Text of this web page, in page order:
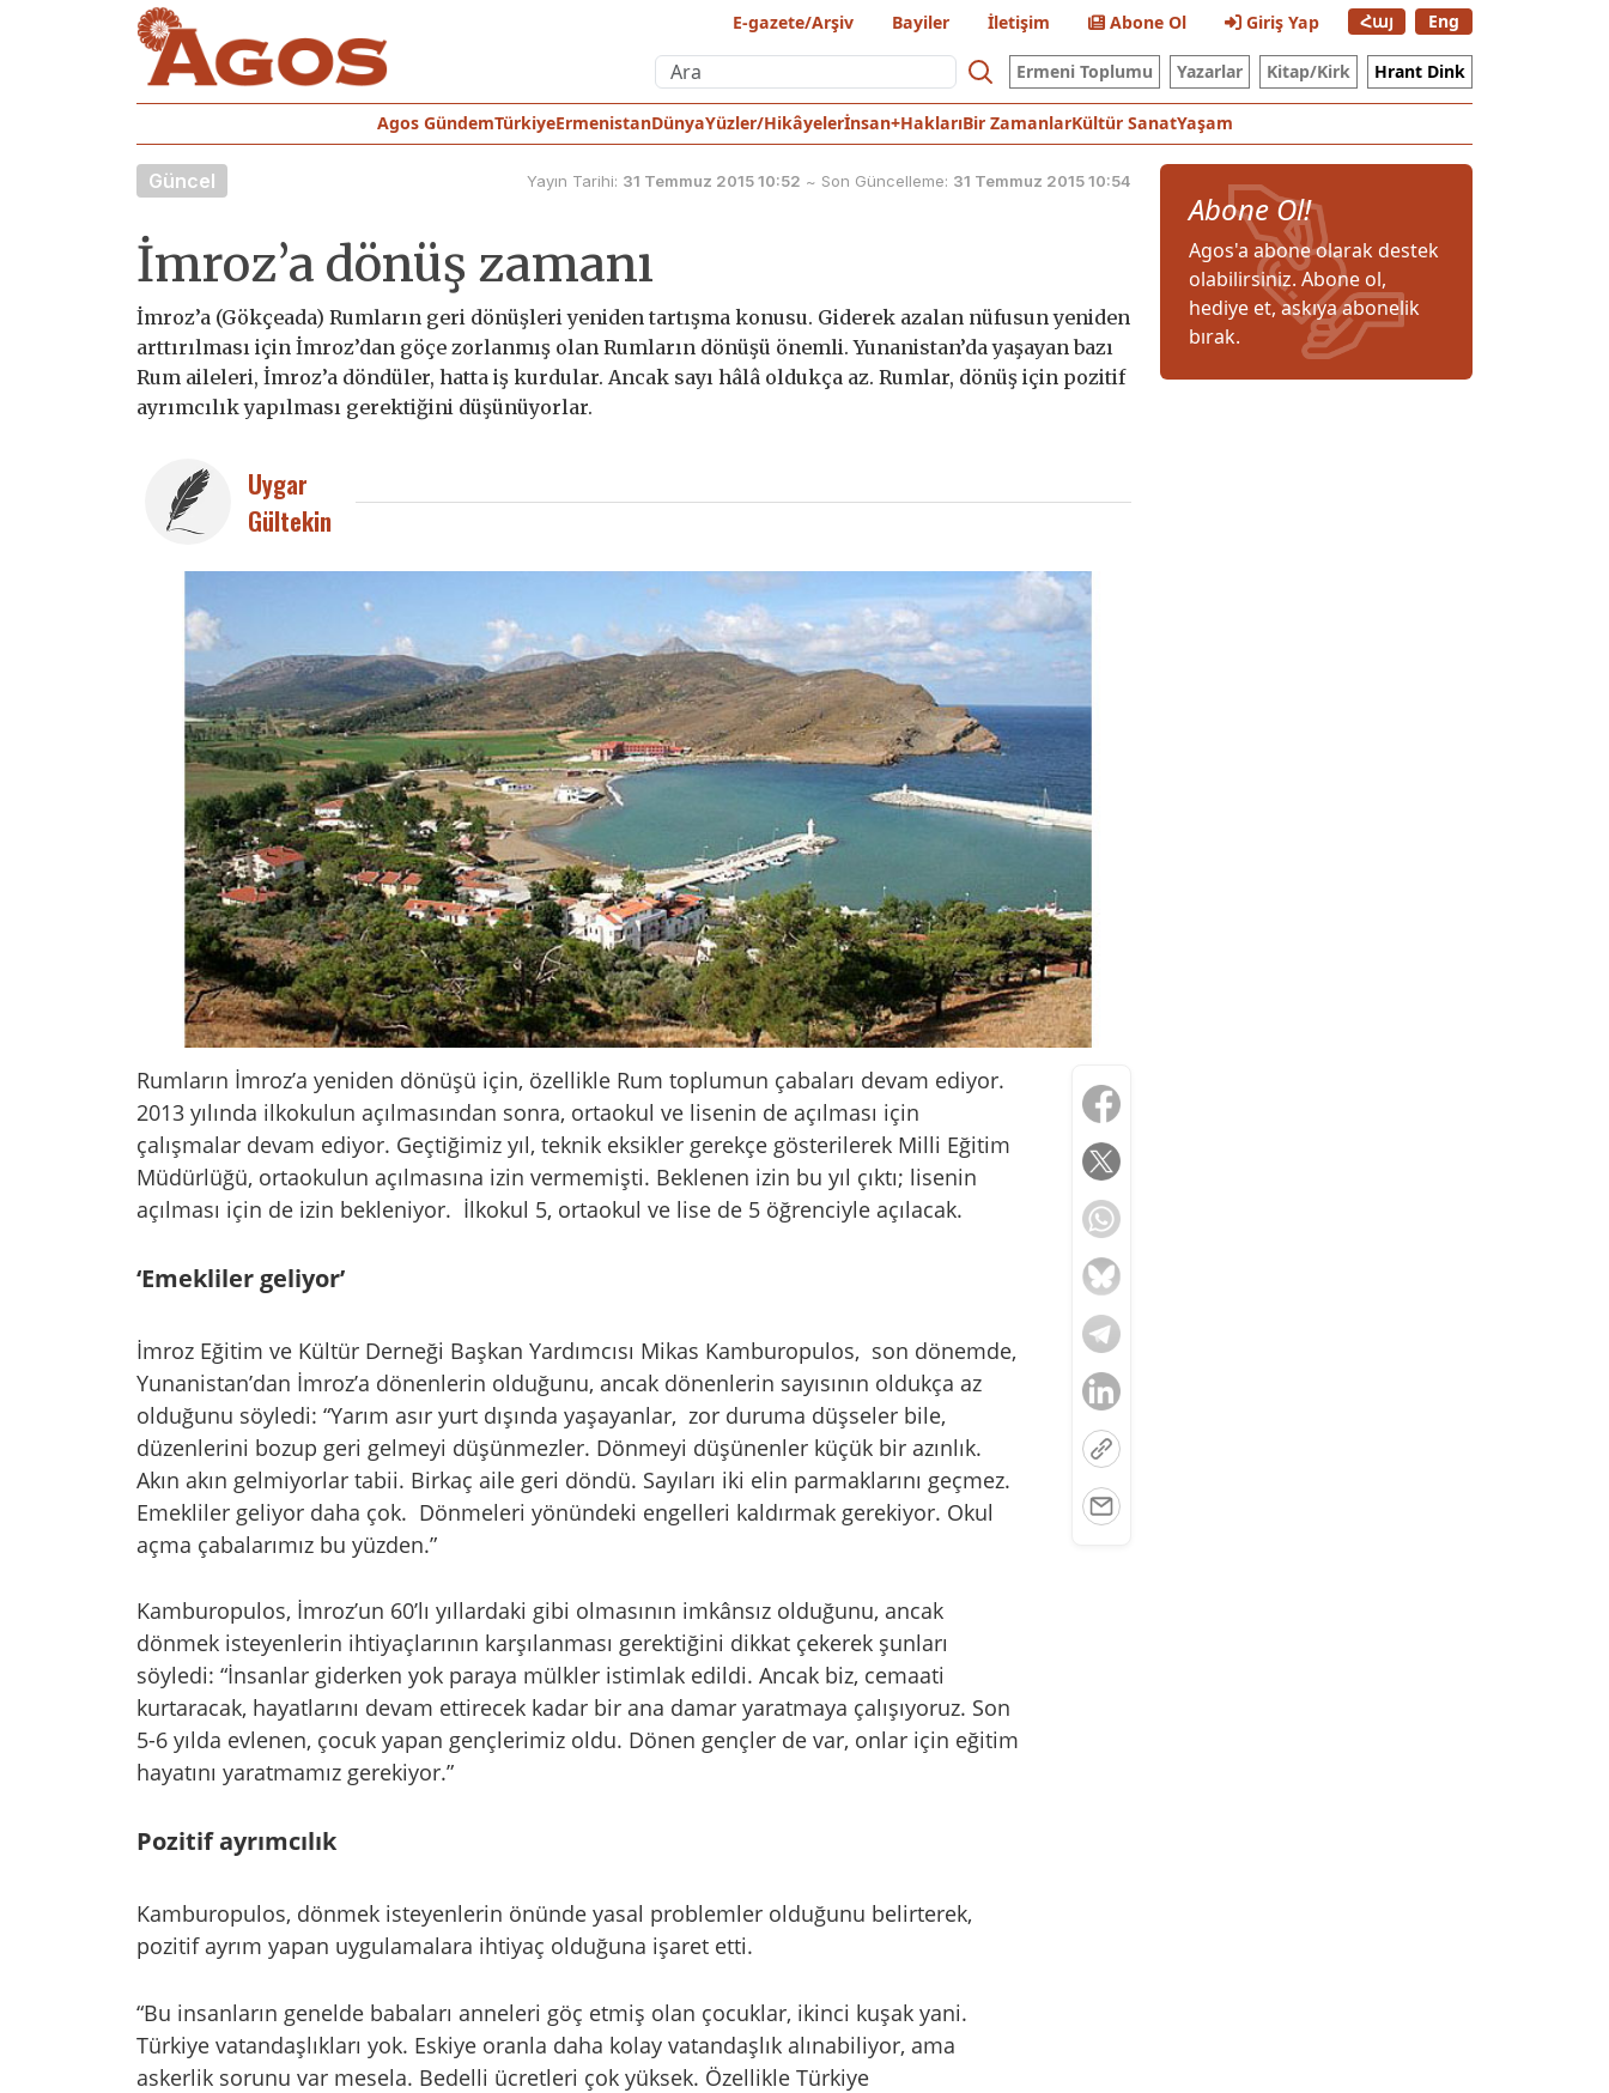
E-gazete/Arşiv Bayiler İletişim Abone Ol Giriş Yap Հայ Eng
Ermeni Toplumu Yazarlar Kitap/Kirk Hrant Dink
Agos GündemTürkiyeErmenistanDünyaYüzler/Hikâyelerİnsan+HaklarıBir ZamanlarKültür SanatYaşam
Güncel Yayın Tarihi: 31 Temmuz 2015 10:52 ~ Son Güncelleme: 31 Temmuz 2015 10:54
İmroz’a dönüş zamanı
İmroz’a (Gökçeada) Rumların geri dönüşleri yeniden tartışma konusu. Giderek azalan nüfusun yeniden
arttırılması için İmroz’dan göçe zorlanmış olan Rumların dönüşü önemli. Yunanistan’da yaşayan bazı
Rum aileleri, İmroz’a döndüler, hatta iş kurdular. Ancak sayı hâlâ oldukça az. Rumlar, dönüş için pozitif
ayrımcılık yapılması gerektiğini düşünüyorlar.
Uygar
Gültekin
Rumların İmroz’a yeniden dönüşü için, özellikle Rum toplumun çabaları devam ediyor.
2013 yılında ilkokulun açılmasından sonra, ortaokul ve lisenin de açılması için
çalışmalar devam ediyor. Geçtiğimiz yıl, teknik eksikler gerekçe gösterilerek Milli Eğitim
Müdürlüğü, ortaokulun açılmasına izin vermemişti. Beklenen izin bu yıl çıktı; lisenin
açılması için de izin bekleniyor. İlkokul 5, ortaokul ve lise de 5 öğrenciyle açılacak.
‘Emekliler geliyor’
İmroz Eğitim ve Kültür Derneği Başkan Yardımcısı Mikas Kamburopulos, son dönemde,
Yunanistan’dan İmroz’a dönenlerin olduğunu, ancak dönenlerin sayısının oldukça az
olduğunu söyledi: “Yarım asır yurt dışında yaşayanlar, zor duruma düşseler bile,
düzenlerini bozup geri gelmeyi düşünmezler. Dönmeyi düşünenler küçük bir azınlık.
Akın akın gelmiyorlar tabii. Birkaç aile geri döndü. Sayıları iki elin parmaklarını geçmez.
Emekliler geliyor daha çok. Dönmeleri yönündeki engelleri kaldırmak gerekiyor. Okul
açma çabalarımız bu yüzden.”
Kamburopulos, İmroz’un 60’lı yıllardaki gibi olmasının imkânsız olduğunu, ancak
dönmek isteyenlerin ihtiyaçlarının karşılanması gerektiğini dikkat çekerek şunları
söyledi: “İnsanlar giderken yok paraya mülkler istimlak edildi. Ancak biz, cemaati
kurtaracak, hayatlarını devam ettirecek kadar bir ana damar yaratmaya çalışıyoruz. Son
5-6 yılda evlenen, çocuk yapan gençlerimiz oldu. Dönen gençler de var, onlar için eğitim
hayatını yaratmamız gerekiyor.”
Pozitif ayrımcılık
Kamburopulos, dönmek isteyenlerin önünde yasal problemler olduğunu belirterek,
pozitif ayrım yapan uygulamalara ihtiyaç olduğuna işaret etti.
“Bu insanların genelde babaları anneleri göç etmiş olan çocuklar, ikinci kuşak yani.
Türkiye vatandaşlıkları yok. Eskiye oranla daha kolay vatandaşlık alınabiliyor, ama
askerlik sorunu var mesela. Bedelli ücretleri çok yüksek. Özellikle Türkiye
Abone Ol!
Agos'a abone olarak destek
olabilirsiniz. Abone ol,
hediye et, askıya abonelik
bırak.